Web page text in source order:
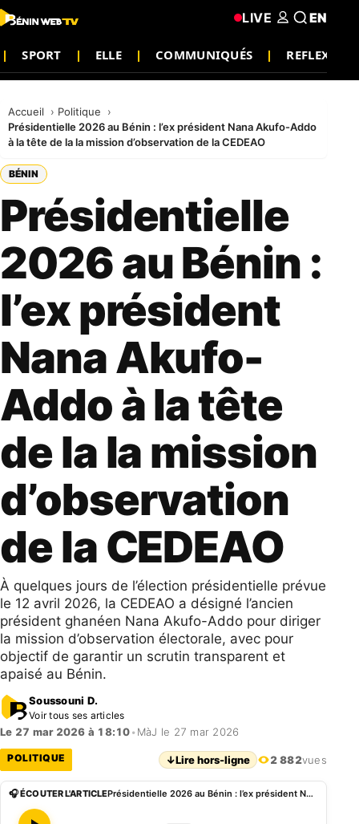
SPORT ELLE COMMUNIQUÉS REFLEXION
LIVE EN
Accueil
Politique
Présidentielle 2026 au Bénin : l’ex président Nana Akufo-Addo
à la tête de la la mission d’observation de la CEDEAO
BÉNIN
Présidentielle
2026 au Bénin :
l’ex président
Nana Akufo-
Addo à la tête
de la la mission
d’observation
de la CEDEAO
À quelques jours de l’élection présidentielle prévue
le 12 avril 2026, la CEDEAO a désigné l’ancien
président ghanéen Nana Akufo-Addo pour diriger
la mission d’observation électorale, avec pour
objectif de garantir un scrutin transparent et
apaisé au Bénin.
Soussouni D.
Voir tous ses articles
Le 27 mar 2026 à 18:10• MàJ le 27 mar 2026
POLITIQUE ↓Lire hors-ligne 2 882vues
🎧 ÉCOUTER L'ARTICLE Présidentielle 2026 au Bénin : l’ex président Nana Akufo-Addo à la tête de la la mission d’observation de la CEDEAO